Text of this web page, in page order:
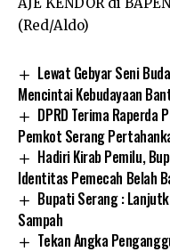
AJE KENDOR di
(Red/Aldo)
Lewat Gebyar Seni
Mencintai Kebudayaan
DPRD Terima Raperda
Pemkot Serang
Hadiri Kirab Pemilu,
Identitas Pemecah Belah
Bupati Serang :
Sampah
Tekan Angka